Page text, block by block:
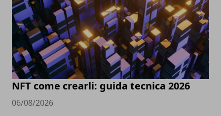
NFT come crearli: guida tecnica 2026
06/08/2026